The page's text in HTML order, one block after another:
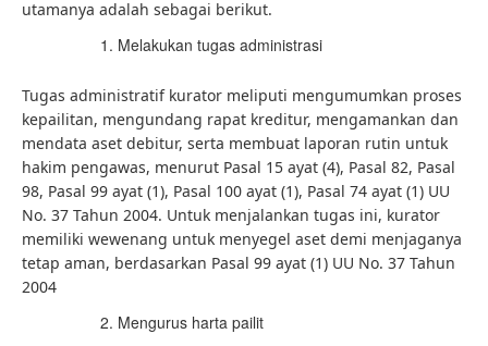
utamanya adalah sebagai berikut.
Melakukan tugas administrasi
Tugas administratif kurator meliputi mengumumkan proses
kepailitan, mengundang rapat kreditur, mengamankan dan
mendata aset debitur, serta membuat laporan rutin untuk
hakim pengawas, menurut Pasal 15 ayat (4), Pasal 82, Pasal
98, Pasal 99 ayat (1), Pasal 100 ayat (1), Pasal 74 ayat (1) UU
No. 37 Tahun 2004. Untuk menjalankan tugas ini, kurator
memiliki wewenang untuk menyegel aset demi menjaganya
tetap aman, berdasarkan Pasal 99 ayat (1) UU No. 37 Tahun
2004
Mengurus harta pailit